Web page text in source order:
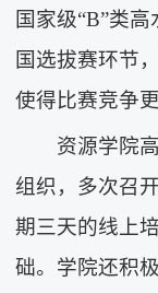
国家级“B”类
国选拔赛环节
使得比赛竞争
资源学院
组织，多次召
期三天的线上
础。学院还积